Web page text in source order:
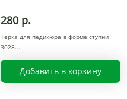
280 р.
Терка для педикюра в форме ступни
3028
Добавить в корзину